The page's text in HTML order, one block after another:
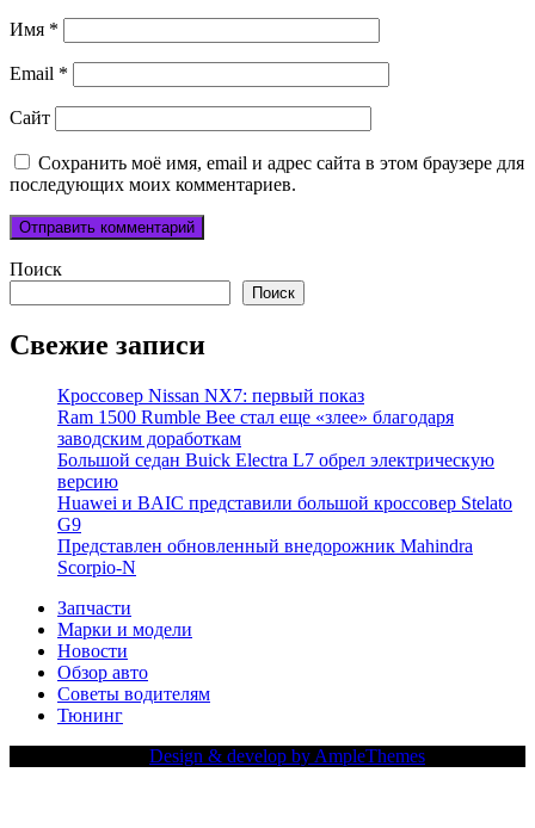
Имя *
Email *
Сайт
Сохранить моё имя, email и адрес сайта в этом браузере для
последующих моих комментариев.
Поиск
Поиск
Свежие записи
Кроссовер Nissan NX7: первый показ
Ram 1500 Rumble Bee стал еще «злее» благодаря
заводским доработкам
Большой седан Buick Electra L7 обрел электрическую
версию
Huawei и BAIC представили большой кроссовер Stelato
G9
Представлен обновленный внедорожник Mahindra
Scorpio-N
Запчасти
Марки и модели
Новости
Обзор авто
Советы водителям
Тюнинг
Design & develop by AmpleThemes